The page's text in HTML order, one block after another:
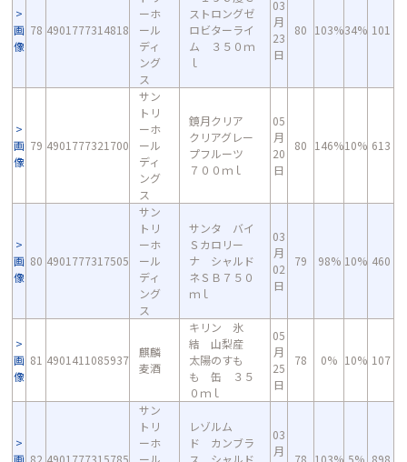
画
像
78 4901777314818
ーホ
ール
ディ
ング
ス
ストロングゼ
ロビターライ
ム ３５０ｍ
ｌ
03
月
23
日
80 103%34% 101
画
像
79 4901777321700
サン
トリ
ーホ
ール
ディ
ング
ス
鏡月クリア
クリアグレー
プフルーツ
７００ｍｌ
05
月
20
日
80 146%10% 613
画
像
80 4901777317505
サン
トリ
ーホ
ール
ディ
ング
ス
サンタ バイ
Ｓカロリー
ナ シャルド
ネＳＢ７５０
ｍｌ
03
月
02
日
79 98% 10% 460
画
像
81 4901411085937
麒麟
麦酒
キリン 氷
結 山梨産
太陽のすも
も 缶 ３５
０ｍｌ
05
月
25
日
78 0% 10% 107
画 82 4901777315785
サン
トリ
ーホ
ール
レゾルム
ド カンブラ
ス シャルド
03
月
78 103% 5% 898